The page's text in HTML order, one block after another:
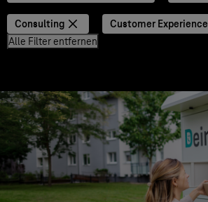
Consulting Customer Experience
Alle Filter entfernen